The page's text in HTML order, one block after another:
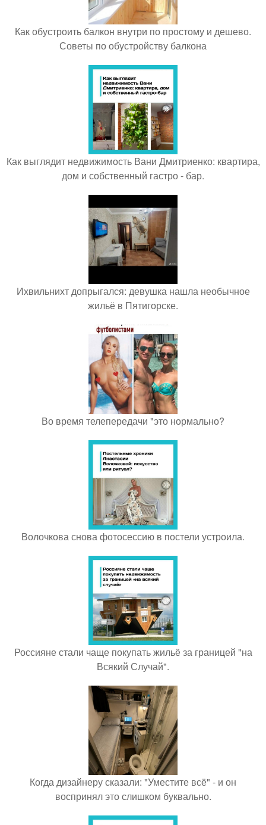
Как обустроить балкон внутри по простому и дешево.
Советы по обустройству балкона
Как выглядит недвижимость Вани Дмитриенко: квартира,
дом и собственный гастро - бар.
Ихвильнихт допрыгался: девушка нашла необычное
жильё в Пятигорске.
Во время телепередачи "это нормально?
Волочкова снова фотосессию в постели устроила.
Россияне стали чаще покупать жильё за границей "на
Всякий Случай".
Когда дизайнеру сказали: "Уместите всё" - и он
воспринял это слишком буквально.